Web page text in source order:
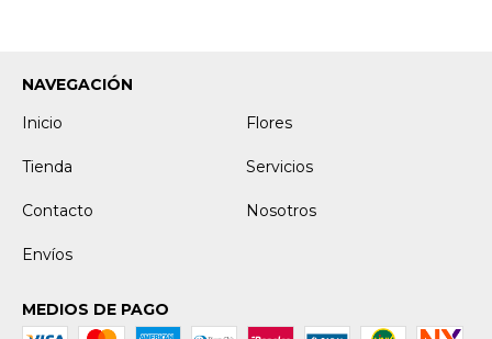
NAVEGACIÓN
Inicio
Flores
Tienda Servicios
Contacto Nosotros
Envíos
MEDIOS DE PAGO